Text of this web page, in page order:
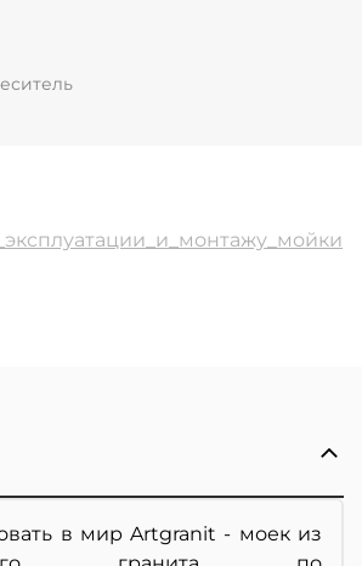
в мир Artgranit - моек из